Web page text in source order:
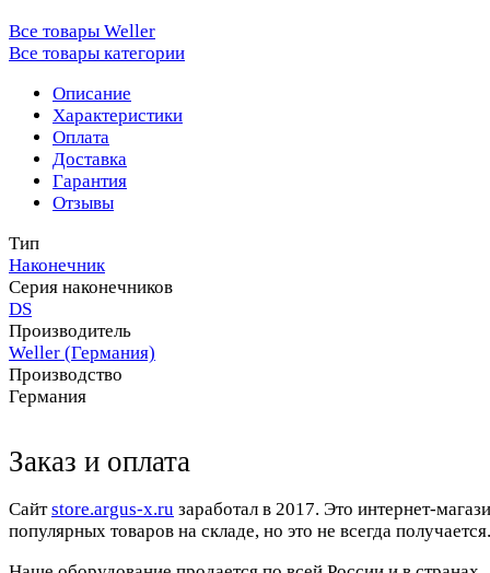
Все товары Weller
Все товары категории
Описание
Характеристики
Оплата
Доставка
Гарантия
Отзывы
Тип
Наконечник
Серия наконечников
DS
Производитель
Weller (Германия)
Производство
Германия
Заказ и оплата
Cайтstore.argus-x.ru заработал в 2017. Это интернет-
популярных товаров на складе, но это не всегда